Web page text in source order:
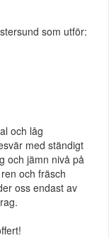
som utför:
och låg
med ständigt
och jämn nivå på
och fräsch
oss endast av